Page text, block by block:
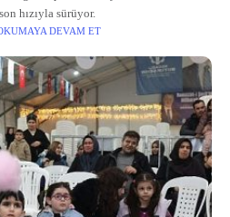
hızıyla sürüyor.
DEVAM ET